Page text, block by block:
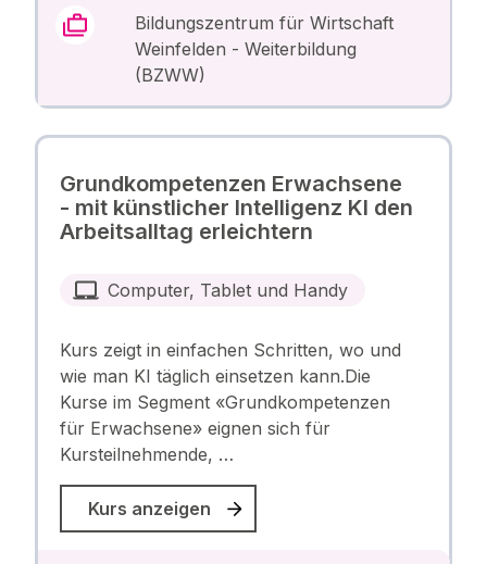
Bildungszentrum für Wirtschaft
Weinfelden - Weiterbildung
(BZWW)
Grundkompetenzen Erwachsene
- mit künstlicher Intelligenz KI den
Arbeitsalltag erleichtern
Computer, Tablet und Handy
Kurs zeigt in einfachen Schritten, wo und
wie man KI täglich einsetzen kann.Die
Kurse im Segment «Grundkompetenzen
für Erwachsene» eignen sich für
Kursteilnehmende, …
Kurs anzeigen